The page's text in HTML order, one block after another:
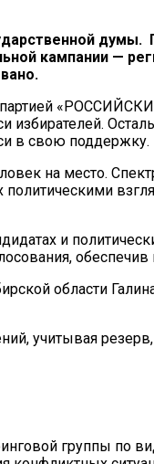
кампании —
партией
избирателей.
в свою поддержку.
на место.
и
обеспечив
области
учитывая
группы по